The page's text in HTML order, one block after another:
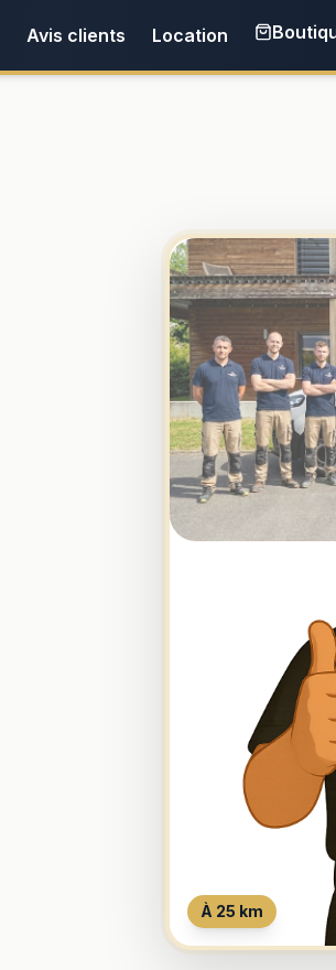
Avis clients Location
À 25 km